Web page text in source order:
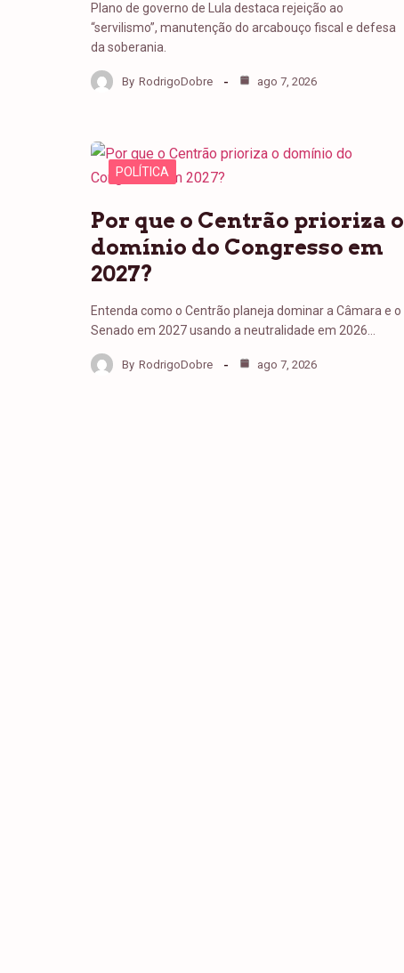
Plano de governo de Lula destaca rejeição ao
“servilismo”, manutenção do arcabouço fiscal e defesa
da soberania.
By RodrigoDobre ago 7, 2026
POLÍTICA
Por que o Centrão prioriza o
domínio do Congresso em
2027?
Entenda como o Centrão planeja dominar a Câmara e o
Senado em 2027 usando a neutralidade em 2026…
By RodrigoDobre ago 7, 2026